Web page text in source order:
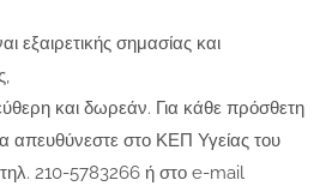
εξαιρετικής σημασίας και
και δωρεάν. Για κάθε πρόσθετη
απευθύνεστε στο ΚΕΠ Υγείας του
210-5783266 ή στο e-mail